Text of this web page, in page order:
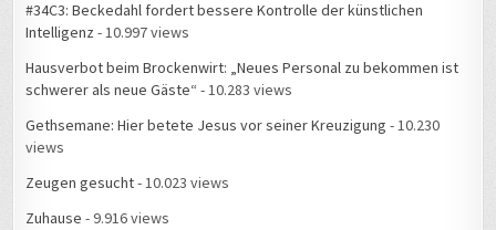
#34C3: Beckedahl fordert bessere Kontrolle der künstlichen
Intelligenz - 10.997 views
Hausverbot beim Brockenwirt: „Neues Personal zu bekommen ist
schwerer als neue Gäste“ - 10.283 views
Gethsemane: Hier betete Jesus vor seiner Kreuzigung - 10.230
views
Zeugen gesucht- 10.023 views
Zuhause - 9.916 views